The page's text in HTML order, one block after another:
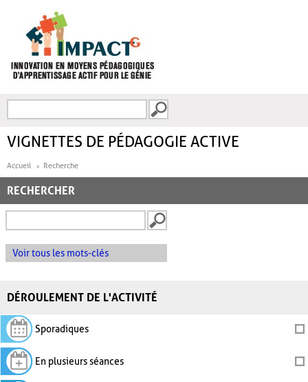
FORMULAIRE DE
VIGNETTES DE PÉDAGOGIE ACTIVE
Accueil Recherche
RECHERCHER
Voir tous les mots-clés
DÉROULEMENT DE L'ACTIVITÉ
Sporadiques
En plusieurs séances